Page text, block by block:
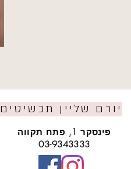
יורם שליין תכשיטים
פינסקר 1, פתח תקווה
03-9343333